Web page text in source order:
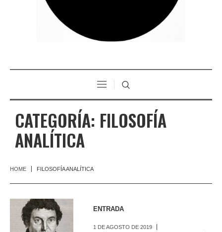
CATEGORÍA: FILOSOFÍA
ANALÍTICA
HOME FILOSOFÍA ANALÍTICA
ENTRADA
1 DE AGOSTO DE 2019